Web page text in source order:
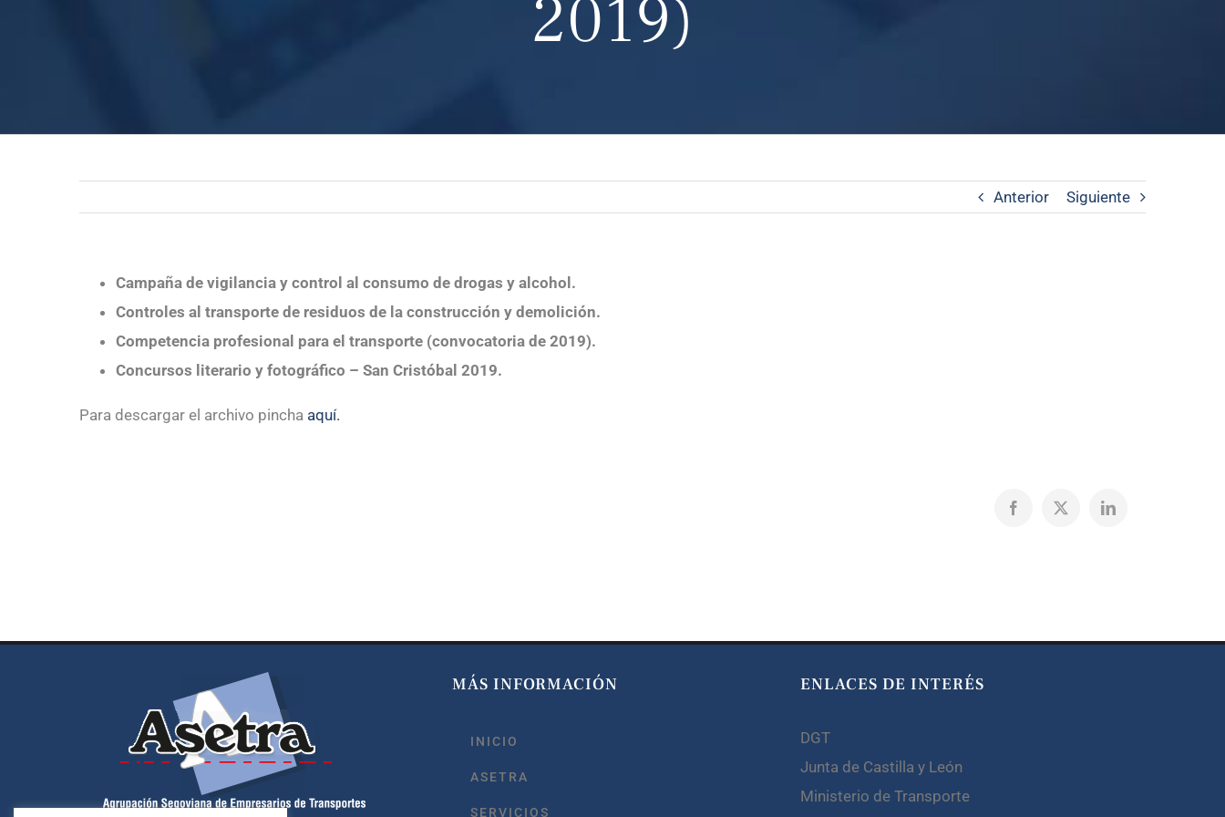
2019)
Anterior Siguiente
Campaña de vigilancia y control al consumo de drogas y alcohol.
Controles al transporte de residuos de la construcción y demolición.
Competencia profesional para el transporte (convocatoria de 2019).
Concursos literario y fotográfico – San Cristóbal 2019.
Para descargar el archivo pincha aquí.
Facebook
X LinkedIn
MÁS INFORMACIÓN
INICIO
ASETRA
SERVICIOS
ENLACES DE INTERÉS
DGT
Junta de Castilla y León
Ministerio de Transporte